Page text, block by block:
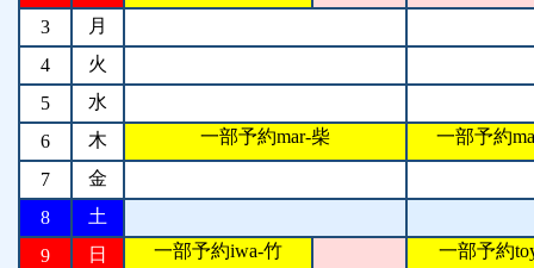
3
月
4
火
5
水
6
木 一部予約mar-柴 一部予約
7
金
8
土
9
日 一部予約iwa-竹 一部予約